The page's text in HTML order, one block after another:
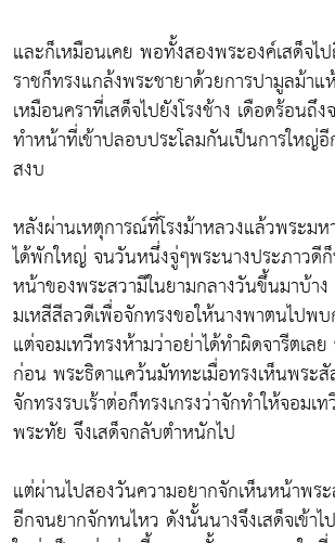
และก็เหมือนเคย พอทั้งสองพระองค์เสด็จไป
ราชก็ทรงแกล้งพระชายาด้วยการปามูลม้าแ
เหมือนคราที่เสด็จไปยังโรงช้าง เดือดร้อนถึ
ทำหน้าที่เข้าปลอบประโลมกันเป็นการใหญ่
สงบ
หลังผ่านเหตุการณ์ที่โรงม้าหลวงแล้วพระม
ได้พักใหญ่ จนวันหนึ่งจู่ๆพระนางประภาวดี
หน้าของพระสวามีในยามกลางวันขึ้นมาบ้าง
มเหสีสีลวดีเพื่อจักทรงขอให้นางพาตนไปพ
แต่จอมเทวีทรงห้ามว่าอย่าได้ทำผิดจารีตเล
ก่อน พระธิดาแคว้นมัททะเมื่อทรงเห็นพระ
จักทรงรบเร้าต่อก็ทรงเกรงว่าจักทำให้จอมเ
พระทัย จึงเสด็จกลับตำหนักไป
แต่ผ่านไปสองวันความอยากจักเห็นหน้าพร
อีกจนยากจักทนไหว ดังนั้นนางจึงเสด็จเข้าไ